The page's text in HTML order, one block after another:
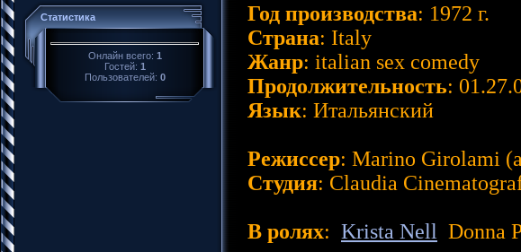
Статистика
Онлайн всего: 1
Гостей: 1
Пользователей: 0
Год производства: 1972 г.
Страна: Italy
Жанр: italian sex comedy
Продолжительность:
Язык: Итальянский
Режиссер: Marino Girolami
Студия: Claudia
В ролях: Krista Nell Donna